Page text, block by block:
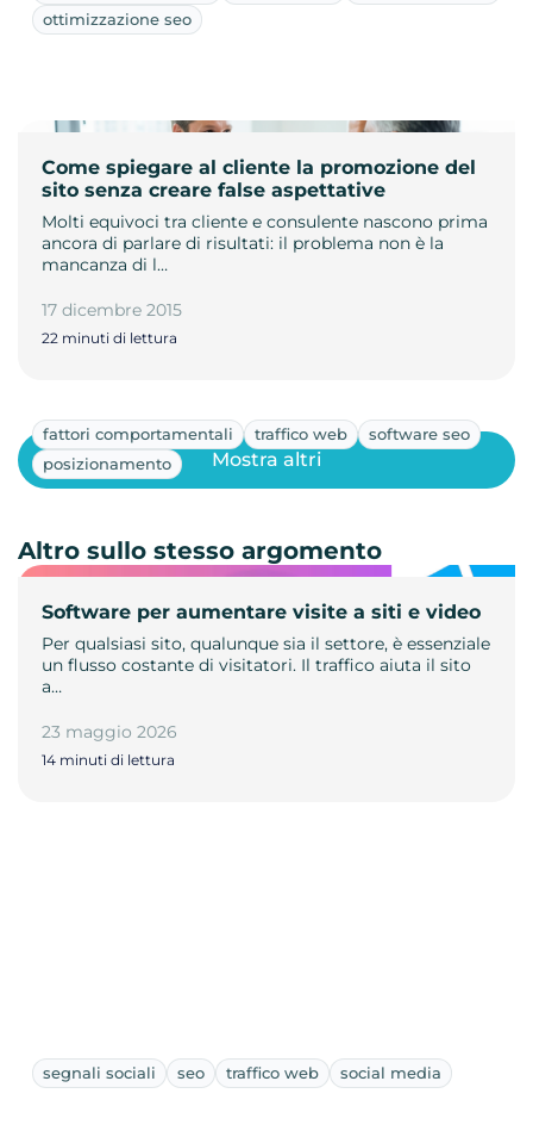
ottimizzazione seo
Come spiegare al cliente la promozione del
sito senza creare false aspettative
Molti equivoci tra cliente e consulente nascono prima
ancora di parlare di risultati: il problema non è la
mancanza di l…
17 dicembre 2015
22 minuti di lettura
fattori comportamentali traffico web
software seo
posizionamento
Software per aumentare visite a siti e video
Per qualsiasi sito, qualunque sia il settore, è essenziale
un flusso costante di visitatori. Il traffico aiuta il sito
a…
23 maggio 2026
14 minuti di lettura
Mostra altri
Altro sullo stesso argomento
segnali sociali seo traffico web social media